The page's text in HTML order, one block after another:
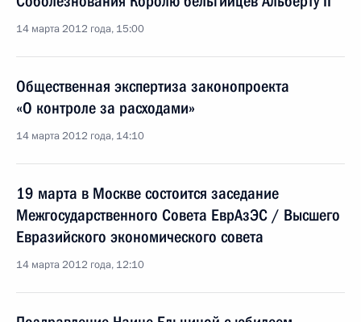
14 марта 2012 года, 15:00
Общественная экспертиза законопроекта
«О контроле за расходами»
14 марта 2012 года, 14:10
19 марта в Москве состоится заседание
Межгосударственного Совета ЕврАзЭС / Высшего
Евразийского экономического совета
14 марта 2012 года, 12:10